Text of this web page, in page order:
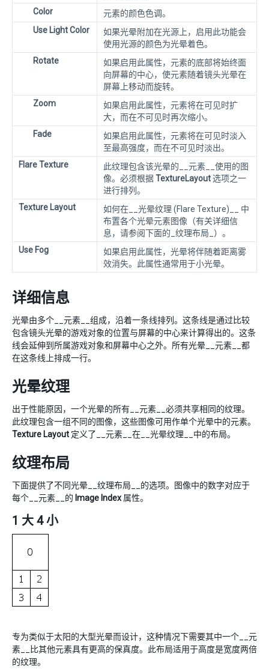
Color
元素的颜色色调。
Use Light Color
如果光晕附加在光源上，启用此功能会
使用光源的颜色为光晕着色。
Rotate
如果启用此属性，元素的底部将始终面
向屏幕的中心，使元素随着镜头光晕在
屏幕上移动而旋转。
Zoom
如果启用此属性，元素将在可见时扩
大，而在不可见时再次缩小。
Fade
如果启用此属性，元素将在可见时淡入
至最高强度，而在不可见时淡出。
Flare Texture
此纹理包含该光晕的__元素__使用的图
像。必须根据TextureLayout选项之一
进行排列。
Texture Layout
如何在__光晕纹理 (Flare Texture)__ 中
布置各个光晕元素图像（有关详细信
息，请参阅下面的_纹理布局_）。
Use Fog
如果启用此属性，光晕将伴随着距离雾
效消失。此属性通常用于小光晕。
详细信息
光晕由多个__元素__组成，沿着一条线排列。这条线是通过比较
包含镜头光晕的游戏对象的位置与屏幕的中心来计算得出的。这条
线会延伸到所属游戏对象和屏幕中心之外。所有光晕__元素__都
在这条线上排成一行。
光晕纹理
出于性能原因，一个光晕的所有__元素__必须共享相同的纹理。
此纹理包含一组不同的图像，这些图像可用作单个光晕中的元素。
Texture Layout 定义了__元素__在__光晕纹理__中的布局。
纹理布局
下面提供了不同光晕__纹理布局__的选项。图像中的数字对应于
每个__元素__的 Image Index 属性。
1 大 4 小
专为类似于太阳的大型光晕而设计，这种情况下需要其中一个__元
素__比其他元素具有更高的保真度。此布局适用于高度是宽度两倍
的纹理。